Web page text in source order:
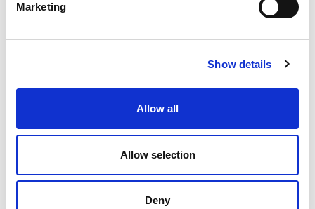
Marketing
Show details
Allow all
Allow selection
Deny
不仅如此。
年度预防性维护保养 (PM) 方案
通过完整周期预防性维护方案，我们可以进行设备维护和维修，使
您能够专注于您的核心业务。
我们会配合您的生产计划进行预防性维护，以确保您的经营生产能
您设备的使用寿命。这可以增加您店铺设备的正常工作时间和生产
能力。